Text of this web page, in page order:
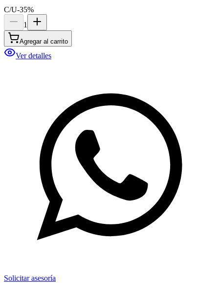
C/U-35%
1
Agregar al carrito
Ver detalles
Solicitar asesoría